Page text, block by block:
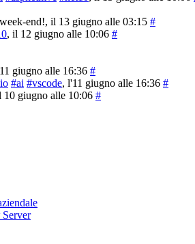
end!, il 13 giugno alle 03:15 #
, il 12 giugno alle 10:06 #
giugno alle 16:36 #
#ai #vscode, l'11 giugno alle 16:36 #
10 giugno alle 10:06 #